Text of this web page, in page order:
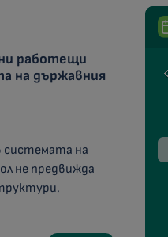
работещи
на държавния
на
не предвижда